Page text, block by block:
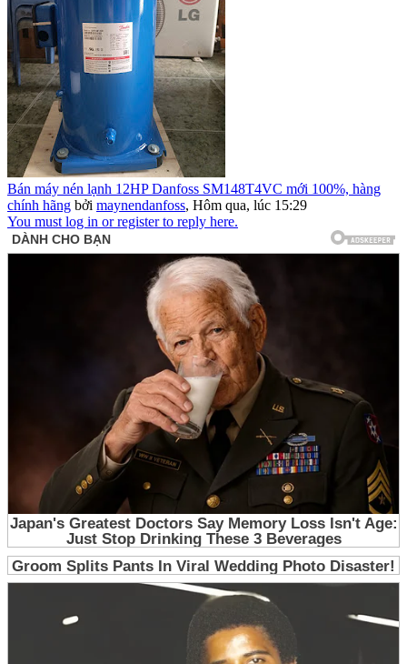
Bán máy nén lạnh 12HP Danfoss SM148T4VC mới 100%, hàng
chính hãng bởi maynendanfoss, Hôm qua, lúc 15:29
You must log in or register to reply here.